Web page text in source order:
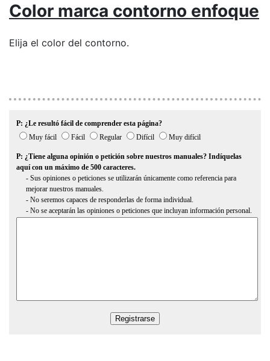
Color marca contorno enfoque
Elija el color del contorno.